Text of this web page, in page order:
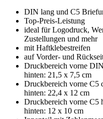
DIN lang und C5
Top-Preis-Leistung
ideal für Logodruck,
Zustellungen und mehr
mit Haftklebestreifen
auf Vorder- und
Druckbereich vorne
hinten: 21,5 x 7,5 cm
Druckbereich vorne C5
hinten: 22,4 x 12 cm
Druckbereich vorne C5
hinten: 12 x 10 cm